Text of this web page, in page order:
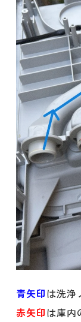
青矢印は洗浄
赤矢印は庫内